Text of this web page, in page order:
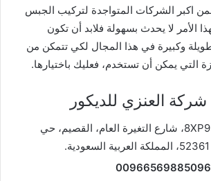
اكبر الشركات المتواجدة لتركيب الجبس
الأمر لا يحدث بسهولة فلابد أن تكون
وكبيرة في هذا المجال لكي تتمكن من
التي يمكن أن تستخدم، فعليك باختيارها.
شركة العنزي للديكور
8XP9+RJJ، شارع التغيرة العام، القصيم، حي
00966569885096